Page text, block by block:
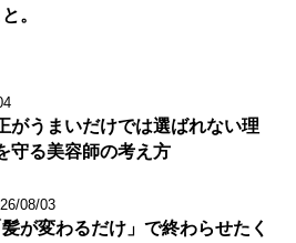
。
がうまいだけでは選ばれない理
守る美容師の考え方
08/03
髪が変わるだけ」で終わらせたく